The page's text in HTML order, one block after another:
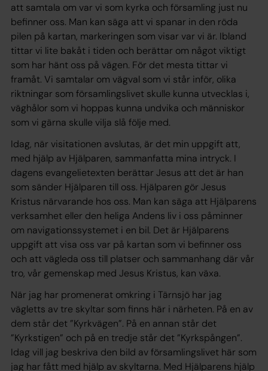
att samtala om var vi som kyrka och församling just nu
befinner oss. Man kan säga att vi spanar in den röda
pilen på kartan, markeringen som visar var vi är. Ibland
tittar vi lite bakåt i tiden och berättar om något viktigt
som har hänt oss på vägen. För det mesta tittar vi
framåt. Vi samtalar om vägval som vi står inför, olika
riktningar som församlingslivet skulle kunna utvecklas i,
väghålor som vi hoppas kunna undvika och människor
som vi gärna skulle vilja slå följe med.
Idag, när visitationen avslutas, är det min uppgift att,
med hjälp av Hjälparen, sammanfatta mina intryck. I
dagens evangelietexten berättar Jesus att det är han
som sänder Hjälparen till oss. Hjälparen gör Jesus
Kristus närvarande hos oss. Man kan säga att Hjälparens
verksamhet eller den heliga Andens liv i oss påminner
om navigationssystemet i en bil. Det är Hjälparens
uppgift att visa oss var på kartan som vi befinner oss
och att vägleda oss till platser och sammanhang där vår
tro, vår gemenskap med Jesus Kristus, kan växa.
När jag har promenerat omkring i Tärnsjö har jag
vägletts av tre skyltar som finns här i närheten. På en av
dem står det ”Kyrkvägen”. På en annan står det
”Kyrkstigen” och på en tredje står det ”Kyrkspången”.
Idag vill jag beskriva den bild av församlingslivet här som
jag har fått med hjälp av skyltarna. Med Hjälparens hjälp